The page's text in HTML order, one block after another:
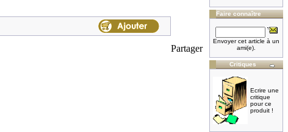
Partager
Faire connaître
Envoyer cet article à un
ami(e).
Critiques
Ecrire une
critique
pour ce
produit !